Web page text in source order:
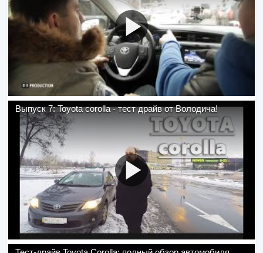
Выпуск 7: Toyota corolla - тест драйв от Володича!